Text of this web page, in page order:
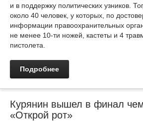
и в поддержку политических узников.
около 40 человек, у которых, по
информации правоохранительных
не менее 10-ти ножей, кастеты и 4
пистолета.
Подробнее
Курянин вышел в финал
«Открой рот»